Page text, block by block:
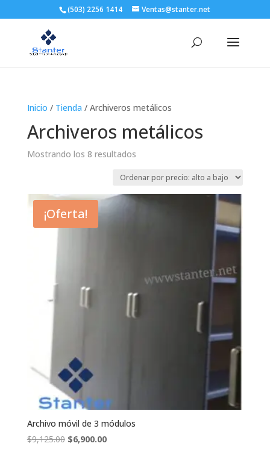
(503) 2256 1414 Ventas@stanter.net
Inicio / Tienda / Archiveros metálicos
Archiveros metálicos
Mostrando los 8 resultadosOrdenado
precio:
alto
¡Oferta!
Archivo móvil de 3 módulos
$9,125.00 El
$6,900.00El